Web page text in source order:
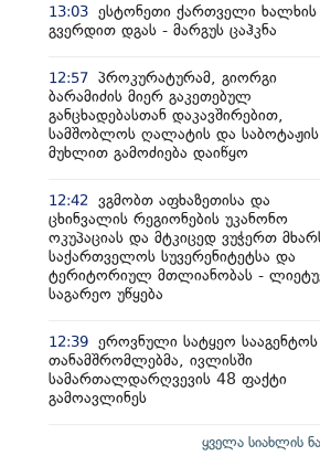
13:03 ესტონეთი ქართველი ხალხის
გვერდით დგას - მარგუს ცაჰკნა
12:57 პროკურატურამ, გიორგი
ბარამიძის მიერ გაკეთებულ
განცხადებასთან დაკავშირებით,
სამშობლოს ღალატის და საბოტაჟის
მუხლით გამოძიება დაიწყო
12:42
ვგმობთ აფხაზეთისა და
ცხინვალის რეგიონების უკანონო
ოკუპაციას და მტკიცედ ვუჭერთ
საქართველოს სუვერენიტეტსა და
ტერიტორიულ მთლიანობას -
საგარეო უწყება
12:39 ეროვნული სატყეო სააგენტოს
თანამშრომლებმა, ივლისში
სამართალდარღვევის 48 ფაქტი
გამოავლინეს
ყველა სიახლის